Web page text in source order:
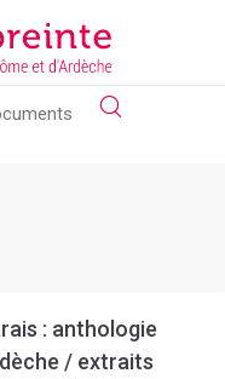
)
styling
: anthologie
/ extraits